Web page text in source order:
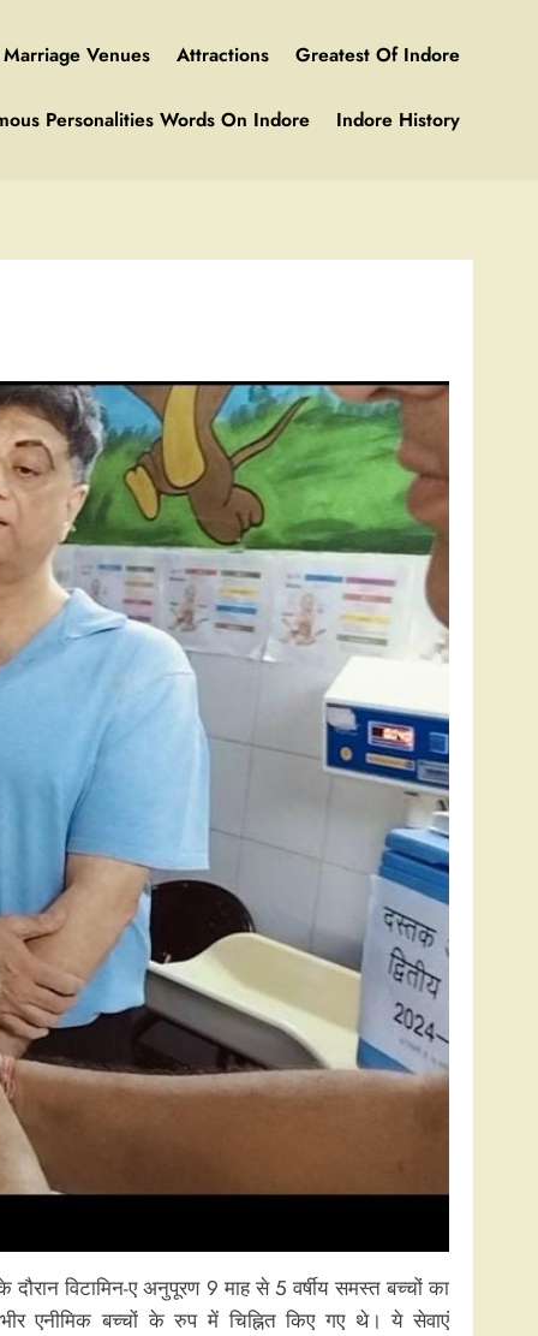
Marriage Venues Attractions Greatest Of Indore
Personalities Words On Indore Indore History
विटामिन-ए अनुपूरण 9 माह से 5 वर्षीय समस्त बच्चों का
एनीमिक बच्चों के रुप में चिह्नित किए गए थे। ये सेवाएं